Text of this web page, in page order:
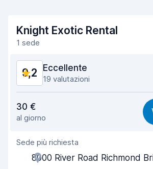
Knight Exotic Rental
1 sede
9,2 Eccellente
19 valutazioni
Facile da trovare
Gentilezza degli agenti
Rapidità del ritiro
30 €
al giorno
Sede più richiesta
8000 River Road Richmond